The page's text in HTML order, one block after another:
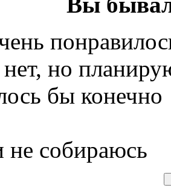
но
бы конечно
не собираюсь